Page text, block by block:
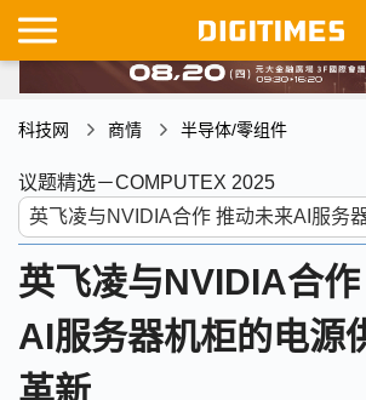
科技网 商情 半导体/零组件
议题精选－COMPUTEX 2025
英飞凌与NVIDIA合
AI服务器机柜的电源
革新